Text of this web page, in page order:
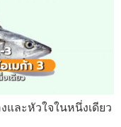
และหัวใจในหนึ่งเดียว